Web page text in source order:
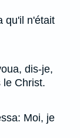
qu'il n'était
dis-je,
le Christ.
Moi, je